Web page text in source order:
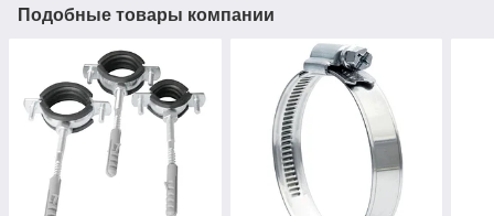
Подобные товары компании